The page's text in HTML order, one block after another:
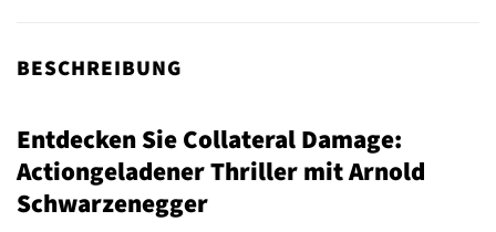
BESCHREIBUNG
Entdecken Sie Collateral Damage:
Actiongeladener Thriller mit Arnold
Schwarzenegger